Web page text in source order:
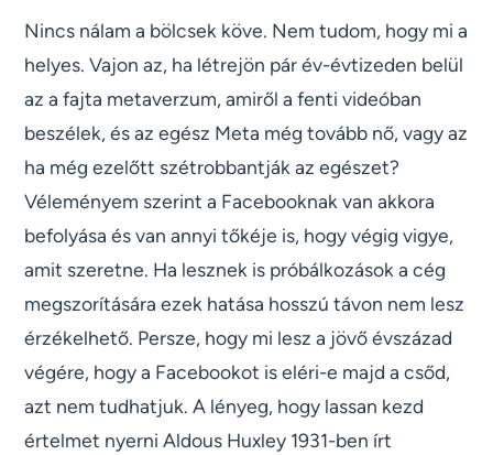
Nincs nálam a bölcsek köve. Nem tudom, hogy mi a
helyes. Vajon az, ha létrejön pár év-évtizeden belül
az a fajta metaverzum, amiről a fenti videóban
beszélek, és az egész Meta még tovább nő, vagy az
ha még ezelőtt szétrobbantják az egészet?
Véleményem szerint a Facebooknak van akkora
befolyása és van annyi tőkéje is, hogy végig vigye,
amit szeretne. Ha lesznek is próbálkozások a cég
megszorítására ezek hatása hosszú távon nem lesz
érzékelhető. Persze, hogy mi lesz a jövő évszázad
végére, hogy a Facebookot is eléri-e majd a csőd,
azt nem tudhatjuk. A lényeg, hogy lassan kezd
értelmet nyerni Aldous Huxley 1931-ben írt